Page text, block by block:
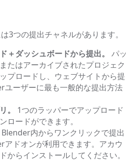
3つの提出チャネルがあります。
＋ダッシュボードから提出。
パッ
またはアーカイブされたプロジェク
プロードし、ウェブサイトから提
ユーザーに最も一般的な提出方法
。
1つのラッパーでアップロード
ロードができます。
Blender内からワンクリックで提出
アドオンが利用できます。アカウ
からインストールしてください。